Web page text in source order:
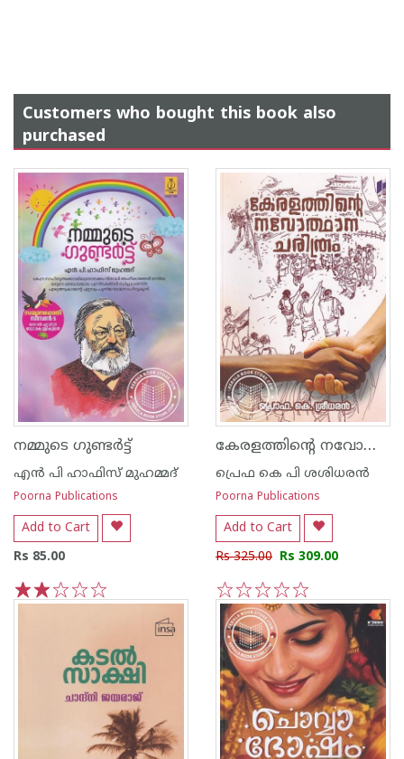
Customers who bought this book also
purchased
നമ്മുടെ ഗുണ്ടര്‍ട്ട്
എന്‍ പി ഹാഫിസ് മുഹമ്മദ്
Poorna Publications
Add to Cart
Rs 85.00
5
4
3
2
1
കേരളത്തിൻ്റെ നവോത്ഥന ചരിത്രം
പ്രെഫ കെ പി ശശിധരന്‍
Poorna Publications
Add to Cart
Rs 325.00 Rs 309.00
5
4
3
2
1